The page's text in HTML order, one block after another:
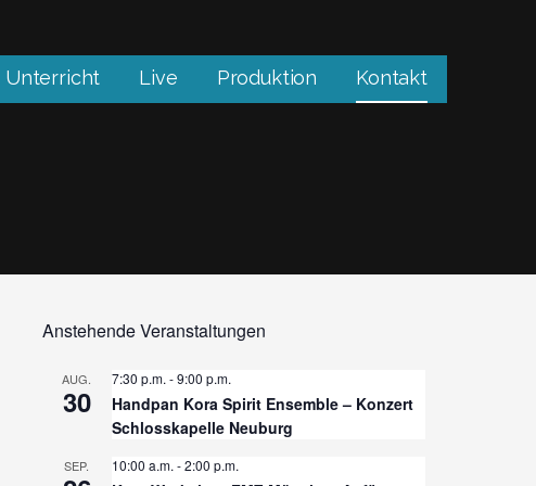
Unterricht Live Produktion Kontakt
Anstehende Veranstaltungen
AUG.
30
7:30 p.m. -9:00 p.m.
Handpan Kora Spirit Ensemble – Konzert
Schlosskapelle Neuburg
SEP. 10:00 a.m. -2:00 p.m.